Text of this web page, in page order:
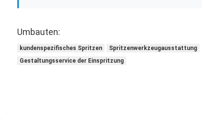
Umbauten:
kundenspezifisches Spritzen
Spritzenwerkzeugausstattung
Gestaltungsservice der Einspritzung